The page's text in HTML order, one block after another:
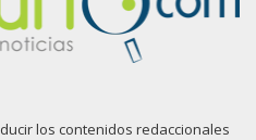
los contenidos redaccionales